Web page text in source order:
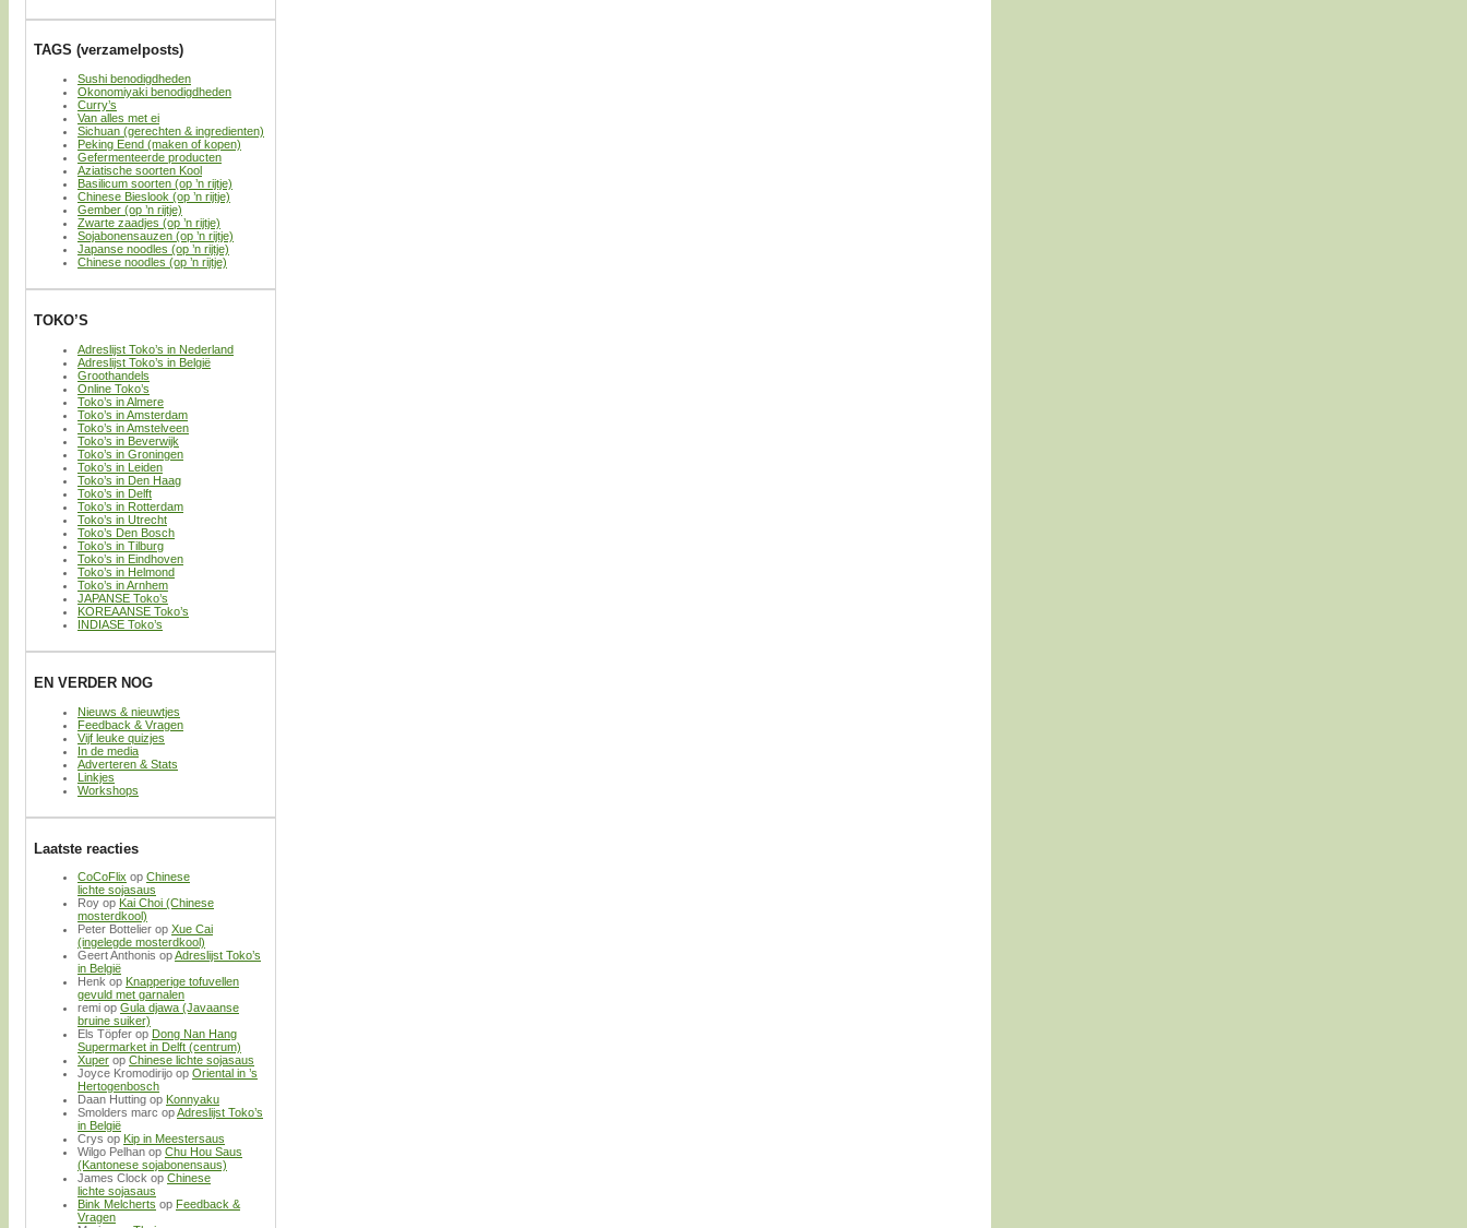
TAGS (verzamelposts)
Sushi benodigdheden
Okonomiyaki benodigdheden
Curry’s
Van alles met ei
Sichuan (gerechten & ingredienten)
Peking Eend (maken of kopen)
Gefermenteerde producten
Aziatische soorten Kool
Basilicum soorten (op ’n rijtje)
Chinese Bieslook (op ’n rijtje)
Gember (op ’n rijtje)
Zwarte zaadjes (op ’n rijtje)
Sojabonensauzen (op ’n rijtje)
Japanse noodles (op ’n rijtje)
Chinese noodles (op ’n rijtje)
TOKO’S
Adreslijst Toko’s in Nederland
Adreslijst Toko’s in België
Groothandels
Online Toko’s
Toko’s in Almere
Toko’s in Amsterdam
Toko’s in Amstelveen
Toko’s in Beverwijk
Toko’s in Groningen
Toko’s in Leiden
Toko’s in Den Haag
Toko’s in Delft
Toko’s in Rotterdam
Toko’s in Utrecht
Toko’s Den Bosch
Toko’s in Tilburg
Toko’s in Eindhoven
Toko’s in Helmond
Toko’s in Arnhem
JAPANSE Toko’s
KOREAANSE Toko’s
INDIASE Toko’s
EN VERDER NOG
Nieuws & nieuwtjes
Feedback & Vragen
Vijf leuke quizjes
In de media
Adverteren & Stats
Linkjes
Workshops
Laatste reacties
CoCoFlix op Chinese
lichte sojasaus
Roy op Kai Choi (Chinese
mosterdkool)
Peter Bottelier op Xue Cai
(ingelegde mosterdkool)
Geert Anthonis opAdreslijst Toko’s
in België
Henk op Knapperige tofuvellen
gevuld met garnalen
remi op Gula djawa (Javaanse
bruine suiker)
Els Töpfer op Dong Nan Hang
Supermarket in Delft (centrum)
Xuper op Chinese lichte sojasaus
Joyce Kromodirijo op Oriental in ’s
Hertogenbosch
Daan Hutting op Konnyaku
Smolders marc opAdreslijst Toko’s
in België
Crys op Kip in Meestersaus
Wilgo Pelhan op Chu Hou Saus
(Kantonese sojabonensaus)
James Clock op Chinese
lichte sojasaus
Bink Melcherts op Feedback &
Vragen